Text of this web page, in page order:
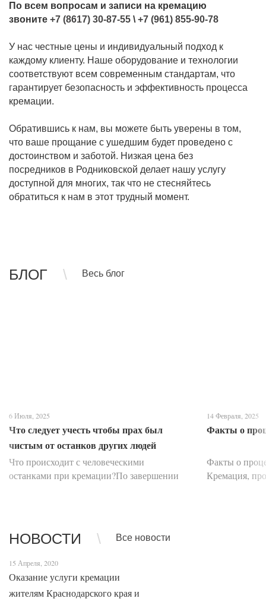
По всем вопросам и записи на кремацию
звоните +7 (8617) 30-87-55 \ +7 (961) 855-90-78
У нас честные цены и индивидуальный подход к
каждому клиенту. Наше оборудование и технологии
соответствуют всем современным стандартам, что
гарантирует безопасность и эффективность процесса
кремации.
Обратившись к нам, вы можете быть уверены в том,
что ваше прощание с ушедшим будет проведено с
достоинством и заботой. Низкая цена без
посредников в Родниковской делает нашу услугу
доступной для многих, так что не стесняйтесь
обратиться к нам в этот трудный момент.
БЛОГ Весь блог
6 Июля, 2025
Что следует учесть чтобы прах был
чистым от останков других людей
Что происходит с человеческими
останками при кремации?По завершении
14 Февраля, 2025
Факты о
Факты о
Кремация,
НОВОСТИ Все новости
15 Апреля, 2020
Оказание услуги кремации
жителям Краснодарского края и